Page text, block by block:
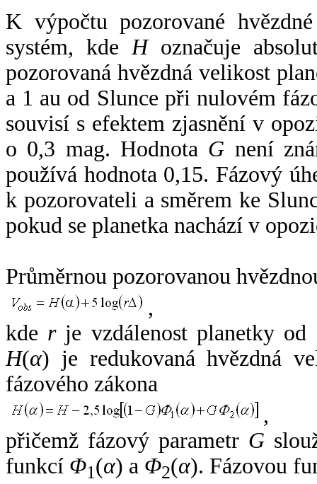
K výpočtu pozorované
systém, kde Hoznačuje
pozorovaná hvězdná velikost
a 1 au od Slunce při nulovém
souvisí s efektem zjasnění v
o 0,3 mag. Hodnota G není
používá hodnota 0,15. Fázový
k pozorovateli a směrem ke
pokud se planetka nachází v
Průměrnou pozorovanou
,
kde rje vzdálenost planetky od
H(α) je redukovaná hvězdná
fázového zákona
,
přičemž fázový parametr G
funkcí Φ1(α) a Φ2(α). Fázovou